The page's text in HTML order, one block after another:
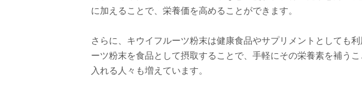
に加えることで、栄養価を高めることができます。
さらに、キウイフルーツ粉末は健康食品やサプリメントとしても
ーツ粉末を食品として摂取することで、手軽にその栄養素を補う
入れる人々も増えています。